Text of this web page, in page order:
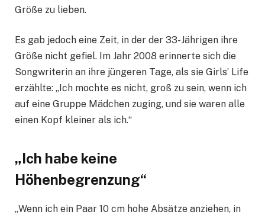
Größe zu lieben.
Es gab jedoch eine Zeit, in der der 33-Jährigen ihre
Größe nicht gefiel. Im Jahr 2008 erinnerte sich die
Songwriterin an ihre jüngeren Tage, als sie Girls’ Life
erzählte: „Ich mochte es nicht, groß zu sein, wenn ich
auf eine Gruppe Mädchen zuging, und sie waren alle
einen Kopf kleiner als ich.“
„Ich habe keine
Höhenbegrenzung“
„Wenn ich ein Paar 10 cm hohe Absätze anziehen, in